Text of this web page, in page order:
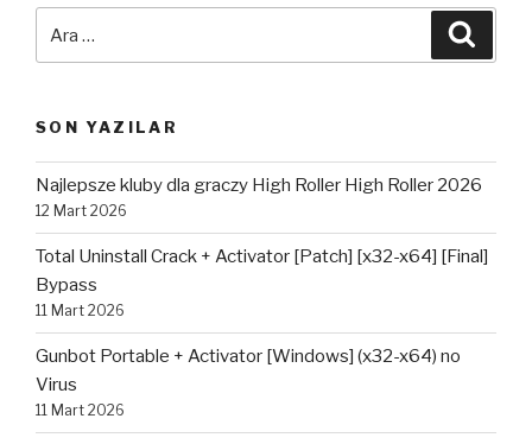
SON YAZILAR
Najlepsze kluby dla graczy High Roller High Roller 2026
12 Mart 2026
Total Uninstall Crack + Activator [Patch] [x32-x64] [Final]
Bypass
11 Mart 2026
Gunbot Portable + Activator [Windows] (x32-x64) no
Virus
11 Mart 2026